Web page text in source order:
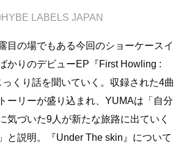
HYBE LABELS JAPAN
目の場でもある今回のショーケースイ
かりのデビューEP『First Howling :
くり話を聞いていく。収録された4曲
ーリーが盛り込まれ、 YUMAは「自分
気づいた9人が新たな旅路に出ていく
と説明。『Under The skin』について